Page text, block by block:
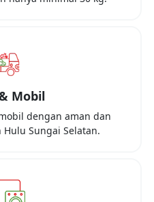
Mobil
dengan aman dan
Hulu Sungai Selatan.